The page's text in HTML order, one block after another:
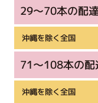
29～70本の配
沖縄を除く全国
71～108本の配
沖縄を除く全国